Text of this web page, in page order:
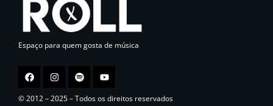
Espaço para quem gosta de música
© 2012 – 2025 – Todos os direitos reservados